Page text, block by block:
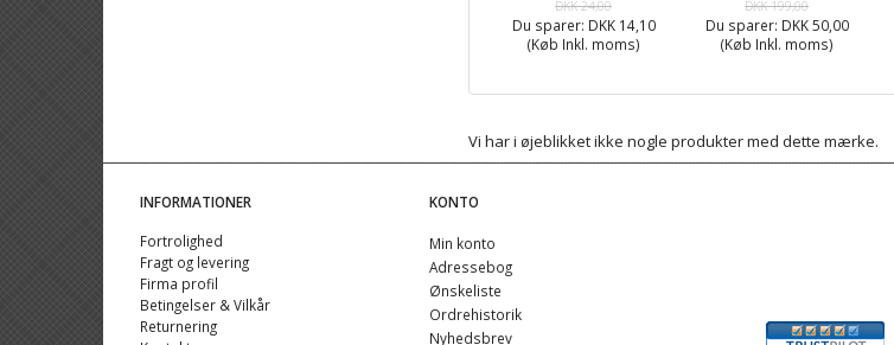
DKK 24,00
Du sparer: DKK 14,10
(Køb Inkl. moms)
DKK 199,00
Du sparer: DKK 50,00
(Køb Inkl. moms)
Vi har i øjeblikket ikke nogle produkter med dette mærke.
INFORMATIONER
Fortrolighed
Fragt og levering
Firma profil
Betingelser & Vilkår
Returnering
KONTO
Min konto
Adressebog
Ønskeliste
Ordrehistorik
Nyhedsbrev